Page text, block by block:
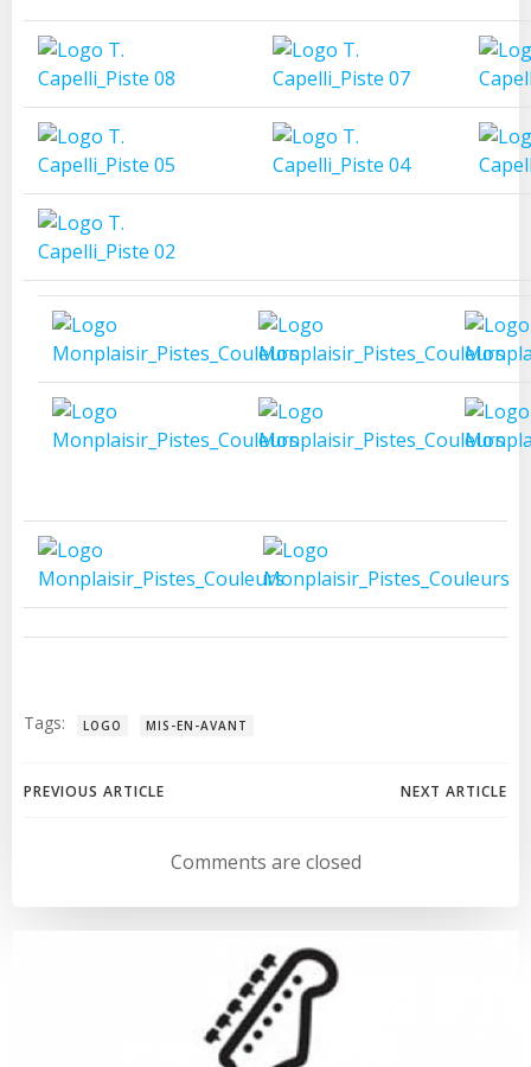
Tags: LOGO MIS-EN-AVANT
Post
navigation
PREVIOUS ARTICLE
navigation
NEXT ARTICLE
Comments are closed